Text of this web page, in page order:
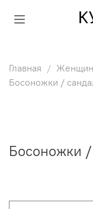
Главная
Босоножки /
Босоножки